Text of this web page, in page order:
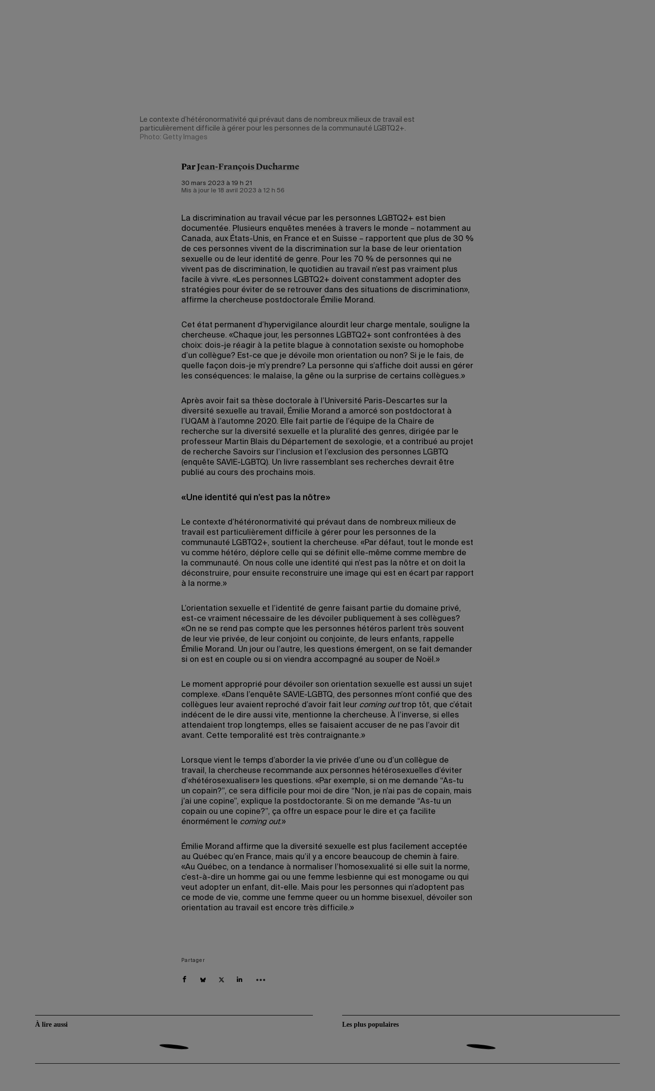
Le contexte d’hétéronormativité qui prévaut dans de nombreux milieux de travail est
particulièrement difficile à gérer pour les personnes de la communauté LGBTQ2+.
Photo: Getty Images
ParJean-François Ducharme
30 mars 2023 à 19 h 21
Mis à jour le 18 avril 2023 à 12 h 56
La discrimination au travail vécue par les personnes LGBTQ2+ est bien
documentée. Plusieurs enquêtes menées à travers le monde – notamment au
Canada, aux États-Unis, en France et en Suisse – rapportent que plus de 30 %
de ces personnes vivent de la discrimination sur la base de leur orientation
sexuelle ou de leur identité de genre. Pour les 70 % de personnes qui ne
vivent pas de discrimination, le quotidien au travail n’est pas vraiment plus
facile à vivre. «Les personnes LGBTQ2+ doivent constamment adopter des
stratégies pour éviter de se retrouver dans des situations de discrimination»,
affirme la chercheuse postdoctorale Émilie Morand.
Cet état permanent d’hypervigilance alourdit leur charge mentale, souligne la
chercheuse. «Chaque jour, les personnes LGBTQ2+ sont confrontées à des
choix: dois-je réagir à la petite blague à connotation sexiste ou homophobe
d’un collègue? Est-ce que je dévoile mon orientation ou non? Si je le fais, de
quelle façon dois-je m’y prendre? La personne qui s’affiche doit aussi en gérer
les conséquences: le malaise, la gêne ou la surprise de certains collègues.»
Après avoir fait sa thèse doctorale à l’Université Paris-Descartes sur la
diversité sexuelle au travail, Émilie Morand a amorcé son postdoctorat à
l’UQAM à l’automne 2020. Elle fait partie de l’équipe de la Chaire de
recherche sur la diversité sexuelle et la pluralité des genres, dirigée par le
professeur Martin Blais du Département de sexologie, et a contribué au projet
de recherche Savoirs sur l’inclusion et l’exclusion des personnes LGBTQ
(enquête SAVIE-LGBTQ). Un livre rassemblant ses recherches devrait être
publié au cours des prochains mois.
«Une identité qui n’est pas la nôtre»
Le contexte d’hétéronormativité qui prévaut dans de nombreux milieux de
travail est particulièrement difficile à gérer pour les personnes de la
communauté LGBTQ2+, soutient la chercheuse. «Par défaut, tout le monde est
vu comme hétéro, déplore celle qui se définit elle-même comme membre de
la communauté. On nous colle une identité qui n’est pas la nôtre et on doit la
déconstruire, pour ensuite reconstruire une image qui est en écart par rapport
à la norme.»
L’orientation sexuelle et l’identité de genre faisant partie du domaine privé,
est-ce vraiment nécessaire de les dévoiler publiquement à ses collègues?
«On ne se rend pas compte que les personnes hétéros parlent très souvent
de leur vie privée, de leur conjoint ou conjointe, de leurs enfants, rappelle
Émilie Morand. Un jour ou l’autre, les questions émergent, on se fait demander
si on est en couple ou si on viendra accompagné au souper de Noël.»
Le moment approprié pour dévoiler son orientation sexuelle est aussi un sujet
complexe. «Dans l’enquête SAVIE-LGBTQ, des personnes m’ont confié que des
collègues leur avaient reproché d’avoir fait leur coming outtrop tôt, que c’était
indécent de le dire aussi vite, mentionne la chercheuse. À l’inverse, si elles
attendaient trop longtemps, elles se faisaient accuser de ne pas l’avoir dit
avant. Cette temporalité est très contraignante.»
Lorsque vient le temps d’aborder la vie privée d’une ou d’un collègue de
travail, la chercheuse recommande aux personnes hétérosexuelles d’éviter
d’«hétérosexualiser» les questions. «Par exemple, si on me demande “As-tu
un copain?”, ce sera difficile pour moi de dire “Non, je n’ai pas de copain, mais
j’ai une copine”, explique la postdoctorante. Si on me demande “As-tu un
copain ou une copine?”, ça offre un espace pour le dire et ça facilite
énormément le coming out.»
Émilie Morand affirme que la diversité sexuelle est plus facilement acceptée
au Québec qu’en France, mais qu’il y a encore beaucoup de chemin à faire.
«Au Québec, on a tendance à normaliser l’homosexualité si elle suit la norme,
c’est-à-dire un homme gai ou une femme lesbienne qui est monogame ou qui
veut adopter un enfant, dit-elle. Mais pour les personnes qui n’adoptent pas
ce mode de vie, comme une femme queer ou un homme bisexuel, dévoiler son
orientation au travail est encore très difficile.»
Partager
À lire aussi Les plus populaires